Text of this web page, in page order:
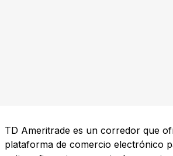
TD Ameritrade es un corredor que
plataforma de comercio electrónico